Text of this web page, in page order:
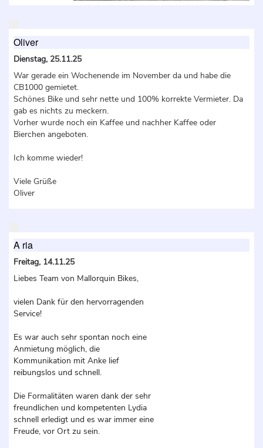
Oliver
Dienstag, 25.11.25
War gerade ein Wochenende im November da und habe die
CB1000 gemietet.
Schönes Bike und sehr nette und 100% korrekte Vermieter. Da
gab es nichts zu meckern.
Vorher wurde noch ein Kaffee und nachher Kaffee oder
Bierchen angeboten.
Ich komme wieder!
Viele Grüße
Oliver
A ria
Freitag, 14.11.25
Liebes Team von Mallorquin Bikes,
vielen Dank für den hervorragenden
Service!
Es war auch sehr spontan noch eine
Anmietung möglich, die
Kommunikation mit Anke lief
reibungslos und schnell.
Die Formalitäten waren dank der sehr
freundlichen und kompetenten Lydia
schnell erledigt und es war immer eine
Freude, vor Ort zu sein.